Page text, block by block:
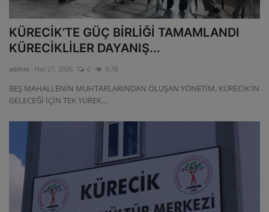
KÜRECİK’TE GÜÇ BİRLİĞİ TAMAMLANDI
KÜRECİKLİLER DAYANIŞ...
admin Haz 21, 2026 0 9.7B
BEŞ MAHALLENİN MUHTARLARINDAN OLUŞAN YÖNETİM, KÜRECİK’İN
GELECEĞİ İÇİN TEK YÜREK...